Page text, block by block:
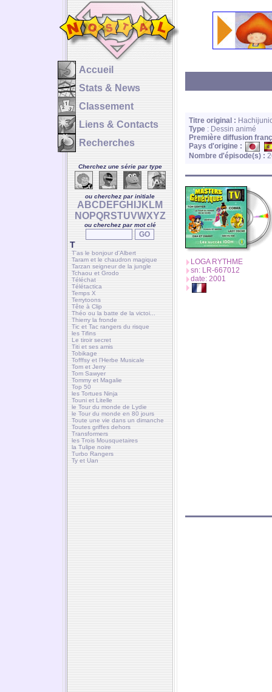
Accueil
Stats & News
Classement
Liens & Contacts
Recherches
Cherchez une série par type
ou cherchez par initiale
A BC D E FGH J K LM
NOPQRSTUVWXYZ
ou cherchez par mot clé
T
T'as le bonjour d'Albert
Taram et le chaudron magique
Tarzan seigneur de la jungle
Tchaou et Grodo
Téléchat
Télétactica
Temps X
Terrytoons
Tête à Clip
Théo ou la batte de la victoi...
Thierry la fronde
Tic et Tac rangers du risque
les Tifins
Le tiroir secret
Titi et ses amis
Tobikage
Tofffsy et l’Herbe Musicale
Tom et Jerry
Tom Sawyer
Tommy et Magalie
Top 50
les Tortues Ninja
Touni et Litelle
le Tour du monde de Lydie
le Tour du monde en 80 jours
Toute une vie dans un dimanche
Toutes griffes dehors
Transformers
les Trois Mousquetaires
la Tulipe noire
Turbo Rangers
Ty et Uan
Titre original :
Type : Dessin animé
Première diffusion
Pays d'origine :
Nombre d'épisode(s) :
LOGA RYTHME
sn: LR-667012
date: 2001